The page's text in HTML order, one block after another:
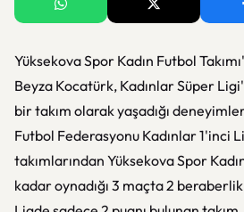
Yüksekova Spor Kadın Futbol
Beyza Kocatürk, Kadınlar Süper
bir takım olarak yaşadığı
Futbol Federasyonu Kadınlar 1'inci
takımlarından Yüksekova Spor
kadar oynadığı 3 maçta 2